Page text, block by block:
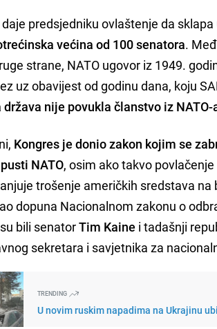
daje predsjedniku ovlaštenje da
većina od 100 senatora.
strane, NATO ugovor iz 1949.
uz obavijest od godinu dana, koju
nije povukla članstvo iz NATO-
Kongres je donio zakon kojim se
NATO, osim ako takvo
trošenje američkih sredstava
dopuna Nacionalnom zakonu o
bili senatorTim Kaine i tadašnji
sekretara i savjetnika za
TRENDING
U novim ruskim napadima na Ukrajinu